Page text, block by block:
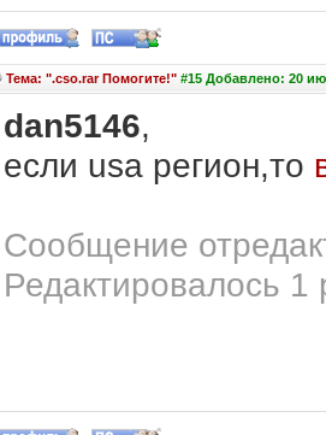
Тема: ".cso.rar Помогите!"#15 Добавлено: 20
dan5146,
если usa регион,то
Сообщение
Редактировалось 1